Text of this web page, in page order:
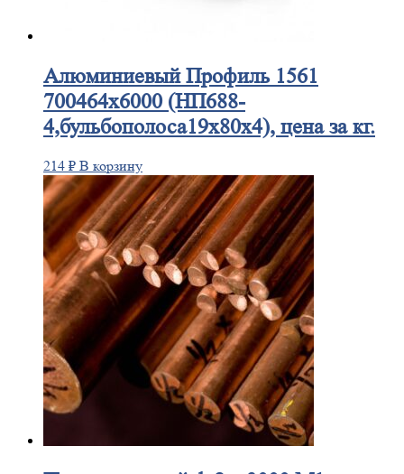
АлюминиевыйПрофиль 1561
700464х6000 (НП688-
4,бульбополоса19х80х4), цена за кг.
214 ₽ В корзину